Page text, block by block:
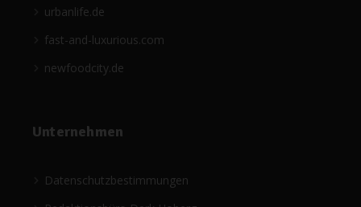
urbanlife.de
fast-and-luxurious.com
newfoodcity.de
Unternehmen
Datenschutzbestimmungen